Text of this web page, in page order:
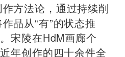
方法论，通过持续削
品从“有”的状态推
宋陵在HdM画廊个
年创作的四十余件全